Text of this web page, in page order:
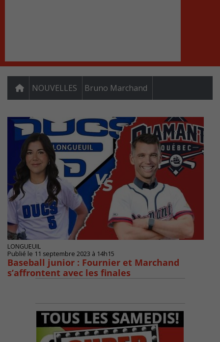
NOUVELLES Bruno Marchand
LONGUEUIL
Publié le 11 septembre 2023 à 14h15
Baseball junior : Fournier et Marchand
s’affrontent avec les finales